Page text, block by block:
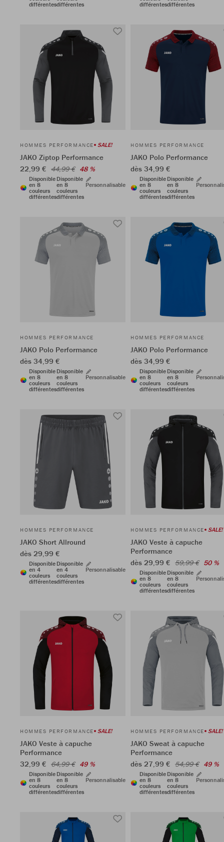
différentesdifférentes
différentesdifférentes
HOMMES PERFORMANCE SALE!
JAKO Ziptop Performance
22,99 € 44,99 € 48 %
Disponible
en 8
couleurs
différentes
Disponible
en 8
couleurs
différentes
Personnalisable
HOMMES PERFORMANCE
JAKO Polo Performance
dès 34,99 €
Disponible
en 8
couleurs
différentes
Disponible
en 8
couleurs
différentes
HOMMES PERFORMANCE
JAKO Polo Performance
dès 34,99 €
Disponible
en 8
couleurs
différentes
Disponible
en 8
couleurs
différentes
Personnalisable
HOMMES PERFORMANCE
JAKO Polo Performance
dès 34,99 €
Disponible
en 8
couleurs
différentes
Disponible
en 8
couleurs
différentes
HOMMES PERFORMANCE
JAKO Short Allround
dès 29,99 €
Disponible
en 4
couleurs
différentes
Disponible
en 4
couleurs
différentes
Personnalisable
HOMMES PERFORMANCE SALE!
JAKO Veste à capuche
Performance
dès 29,99 € 59,99 € 50 %
Disponible
en 8
couleurs
différentes
Disponible
en 8
couleurs
différentes
HOMMES PERFORMANCE SALE!
JAKO Veste à capuche
Performance
32,99 € 64,99 € 49 %
Disponible
en 8
couleurs
différentes
Disponible
en 8
couleurs
différentes
Personnalisable
HOMMES PERFORMANCE SALE!
JAKO Sweat à capuche
Performance
dès 27,99 € 54,99 € 49 %
Disponible
en 8
couleurs
différentes
Disponible
en 8
couleurs
différentes